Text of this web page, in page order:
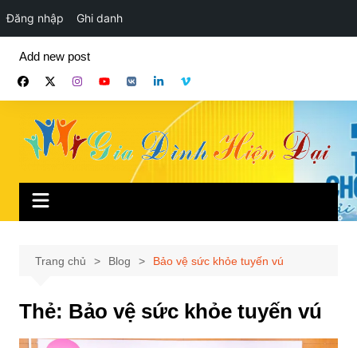
Đăng nhập Ghi danh
phần
Add new post
Trang chủ Blog Bảo vệ sức khỏe tuyến vú
Thẻ: Bảo vệ sức khỏe tuyến vú